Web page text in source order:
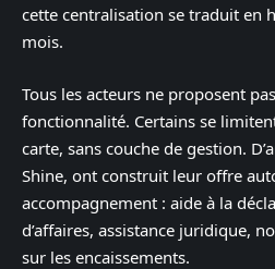
cette centralisation se traduit en
mois.
Tous les acteurs ne proposent
fonctionnalité. Certains se
carte, sans couche de gestion.
Shine, ont construit leur offre
accompagnement : aide à la
d’affaires, assistance juridique,
sur les encaissements.